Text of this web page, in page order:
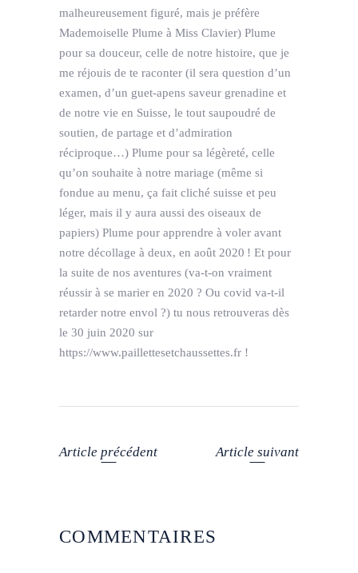
malheureusement figuré, mais je préfère
Mademoiselle Plume à Miss Clavier) Plume
pour sa douceur, celle de notre histoire, que je
me réjouis de te raconter (il sera question d’un
examen, d’un guet-apens saveur grenadine et
de notre vie en Suisse, le tout saupoudré de
soutien, de partage et d’admiration
réciproque…) Plume pour sa légèreté, celle
qu’on souhaite à notre mariage (même si
fondue au menu, ça fait cliché suisse et peu
léger, mais il y aura aussi des oiseaux de
papiers) Plume pour apprendre à voler avant
notre décollage à deux, en août 2020 ! Et pour
la suite de nos aventures (va-t-on vraiment
réussir à se marier en 2020 ? Ou covid va-t-il
retarder notre envol ?) tu nous retrouveras dès
le 30 juin 2020 sur
https://www.paillettesetchaussettes.fr !
Article précédent Article suivant
COMMENTAIRES